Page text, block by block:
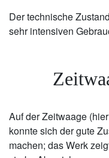
Der technische
sehr intensiven
Auf der Zeitwaage
konnte sich der gute
machen; das Werk